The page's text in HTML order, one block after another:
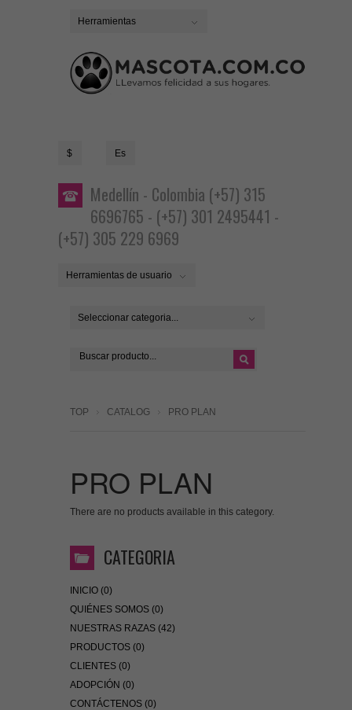
Herramientas
$ Es
Medellín - Colombia (+57) 315
6696765 - (+57) 301 2495441 -
(+57) 305 229 6969
Herramientas de usuario
Seleccionar categoria...
TOP CATALOG PRO PLAN
PRO PLAN
There are no products available in this category.
CATEGORIA
INICIO (0)
QUIÉNES SOMOS (0)
NUESTRAS RAZAS (42)
PRODUCTOS (0)
CLIENTES (0)
ADOPCIÓN (0)
CONTÁCTENOS (0)